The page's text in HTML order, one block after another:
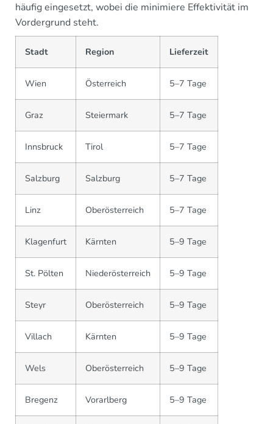
häufig eingesetzt, wobei die minimiere Effektivität im
Vordergrund steht.
Stadt Region Lieferzeit
Wien Österreich 5–7 Tage
Graz Steiermark 5–7 Tage
Innsbruck Tirol 5–7 Tage
Salzburg Salzburg 5–7 Tage
Linz Oberösterreich 5–7 Tage
Klagenfurt Kärnten 5–9 Tage
St. Pölten Niederösterreich 5–9 Tage
Steyr Oberösterreich 5–9 Tage
Villach Kärnten 5–9 Tage
Wels Oberösterreich 5–9 Tage
Bregenz Vorarlberg 5–9 Tage